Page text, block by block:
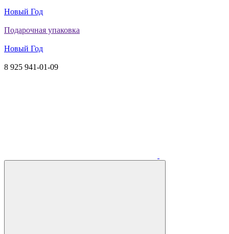
Новый Год
Подарочная упаковка
Новый Год
8 925 941-01-09